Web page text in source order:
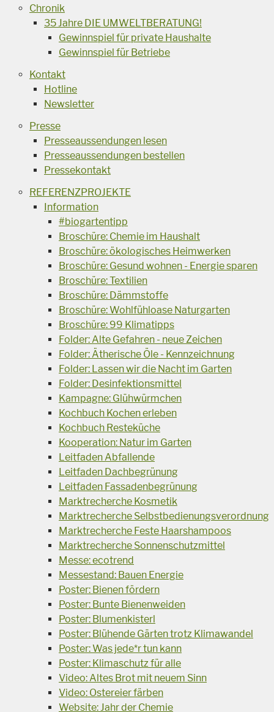
Chronik
35 Jahre DIE UMWELTBERATUNG!
Gewinnspiel für private Haushalte
Gewinnspiel für Betriebe
Kontakt
Hotline
Newsletter
Presse
Presseaussendungen lesen
Presseaussendungen bestellen
Pressekontakt
REFERENZPROJEKTE
Information
#biogartentipp
Broschüre: Chemie im Haushalt
Broschüre: ökologisches Heimwerken
Broschüre: Gesund wohnen - Energie sparen
Broschüre: Textilien
Broschüre: Dämmstoffe
Broschüre: Wohlfühloase Naturgarten
Broschüre: 99 Klimatipps
Folder: Alte Gefahren - neue Zeichen
Folder: Ätherische Öle - Kennzeichnung
Folder: Lassen wir die Nacht im Garten
Folder: Desinfektionsmittel
Kampagne: Glühwürmchen
Kochbuch Kochen erleben
Kochbuch Resteküche
Kooperation: Natur im Garten
Leitfaden Abfallende
Leitfaden Dachbegrünung
Leitfaden Fassadenbegrünung
Marktrecherche Kosmetik
Marktrecherche Selbstbedienungsverordnung
Marktrecherche Feste Haarshampoos
Marktrecherche Sonnenschutzmittel
Messe: ecotrend
Messestand: Bauen Energie
Poster: Bienen fördern
Poster: Bunte Bienenweiden
Poster: Blumenkisterl
Poster: Blühende Gärten trotz Klimawandel
Poster: Was jede*r tun kann
Poster: Klimaschutz für alle
Video: Altes Brot mit neuem Sinn
Video: Ostereier färben
Website: Jahr der Chemie